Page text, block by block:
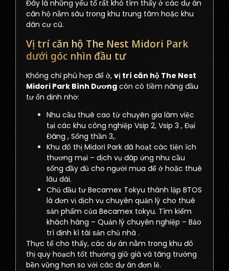
Đây là những yếu tố rất khó tìm thấy ở các dự án
căn hộ nằm sâu trong khu trung tâm hoặc khu
dân cư cũ.
Vị trí căn hộ The Nest Midori Park
dưới góc nhìn đầu tư
Không chỉ phù hợp để ở, vị trí căn hộ The Nest
Midori Park Bình Dương còn có tiềm năng đầu
tư ổn định nhờ:
Nhu cầu thuê cao từ chuyên gia làm việc
tại các khu công nghiệp Vsip 2, Vsip 3 , Đại
Đăng , Sống thần 3,.
Khu đô thị Midori Park đã hoạt các tiện ích
thương mại – dịch vụ đáp ứng nhu cầu
sống đầy đủ cho người mua để ở hoặc thuê
lâu dài.
Chủ đầu tư Becamex Tokyu thành lập BTOS
là đơn vị dịch vụ chuyên quản lý cho thuê
sản phẩm của Becamex tokyu. Tìm kiếm
khách hàng – Quản lý chuyên nghiệp – Bảo
trì định kì tài sản chủ nhà .
Thực tế cho thấy, các dự án nằm trong khu đô
thị quy hoạch tốt thường giữ giá và tăng trưởng
bền vững hơn so với các dự án đơn lẻ.